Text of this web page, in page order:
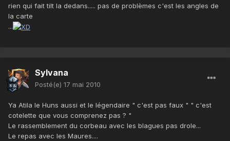
rien qui fait tilt la dedans..... pas de problèmes c'est les angles de
la carte
...
Sylvana
Posté(e) 17 mai 2010
Ya Atila le Huns aussi et le légendaire " c'est pas faux " " c'est
cotelette que vous comprenez pas ? "
Le rassemblement du corbeau avec les blagues pas drole...
Le repas avec les Maures....